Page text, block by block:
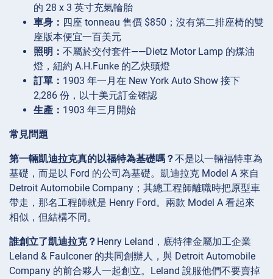
的 28 x 3 英寸充氣輪胎
車身： 四座 tonneau 售價 $850；沒有第二排座椅的雙
座版本便宜一百美元
照明： 不屬於交付套件——Dietz Motor Lamp 的煤油
燈，紐約 A.H.Funke 的乙炔頭燈
訂單： 1903 年一月在 New York Auto Show 接下
2,286 份，以十美元訂金確認
生產： 1903 年三月開始
常見問題
第一輛凱迪拉克真的以福特為基礎嗎？不是以一輛福特車為
基礎，而是以 Ford 的公司為基礎。凱迪拉克 Model A 來自
Detroit Automobile Company；其總工程師離職時把原型車
帶走，那名工程師就是 Henry Ford。兩款 Model A 看起來
相似，但結構不同。
誰創立了凱迪拉克？ Henry Leland，底特律金屬加工企業
Leland & Faulconer 的共同創辦人，與 Detroit Automobile
Company 的前合夥人一起創立。Leland 說服他們不要賣掉